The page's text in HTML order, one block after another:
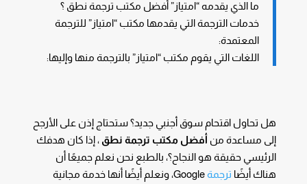
ما الذي يقدمه “امتياز” أفضل مكتب ترجمة نطق ؟
خدمات الترجمة التي يقدمها مكتب “امتياز” للترجمة
المعتمدة:
اللغات التي يقوم مكتب “امتياز” بالترجمة منها وإليها:
هل تحاول اقتحام سوق أجنبي جديد؟ ستحتاج إذن على الأرجح
إلى مساعدة من أفضل مكتب ترجمة نطق ، إذا كان هدفك
الرئيسي حقيقة هو النجاح؟، بالطبع نحن نعلم جميعًا أن
هناك أيضًا ترجمة
Google، ونعلم أيضًا أنها خدمة مجانية